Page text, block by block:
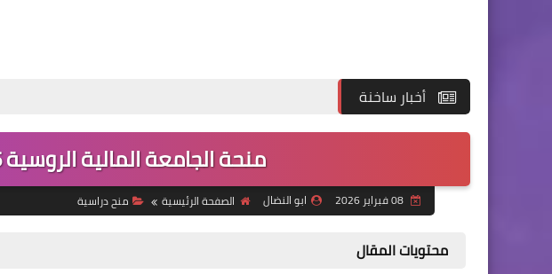
أخبار ساخنة
منحة الجامعة المالية الروسية 2026
08 فبراير 2026 ابو النضال الصفحة الرئيسية منح دراسية
محتويات المقال